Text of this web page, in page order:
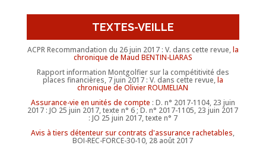
TEXTES-VEILLE
ACPR Recommandation du 26 juin 2017 : V. dans cette revue,la
chronique de Maud BENTIN-LIARAS
Rapport information Montgolfier sur la compétitivité des
places financières, 7 juin 2017 : V. dans cette revue,la
chronique de Olivier ROUMELIAN
Assurance-vie en unités de compte : D. n° 2017-1104, 23 juin
2017 : JO 25 juin 2017, texte n° 6 ; D. n° 2017-1105, 23 juin 2017
: JO 25 juin 2017, texte n° 7
Avis à tiers détenteur sur contrats d'assurance rachetables,
BOI-REC-FORCE-30-10, 28 août 2017